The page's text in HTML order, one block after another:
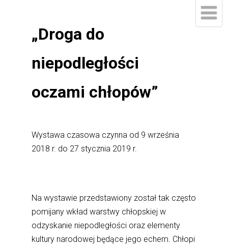
„Droga do
niepodległości
oczami chłopów”
Wystawa czasowa czynna od 9 września
2018 r. do 27 stycznia 2019 r.
Na wystawie przedstawiony został tak często
pomijany wkład warstwy chłopskiej w
odzyskanie niepodległości oraz elementy
kultury narodowej będące jego echem. Chłopi